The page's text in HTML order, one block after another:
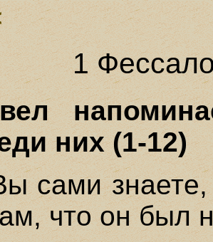
1
них (1-12)
сами
что он был